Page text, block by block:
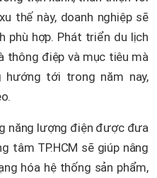
thế này, doanh nghiệp sẽ
phù hợp. Phát triển du lịch
thông điệp và mục tiêu mà
hướng tới trong năm nay,
năng lượng điện được đưa
tâm TP.HCM sẽ giúp nâng
hóa hệ thống sản phẩm,